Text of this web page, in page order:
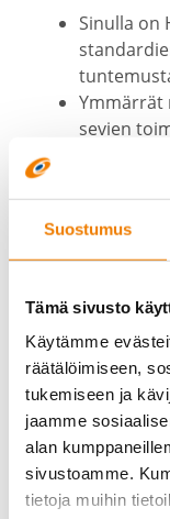
Suostumus
Tämä sivusto
Käytämme
räätälöimiseen,
tukemiseen ja
jaamme
alan
sivustoamme.
tietoja muihin
Sinulla on
Ymmärrät
sevien
Kykyä
Rohkeutta
kaalle
Ketterää
Lisää
Työnan­tajana
lisuus ovat